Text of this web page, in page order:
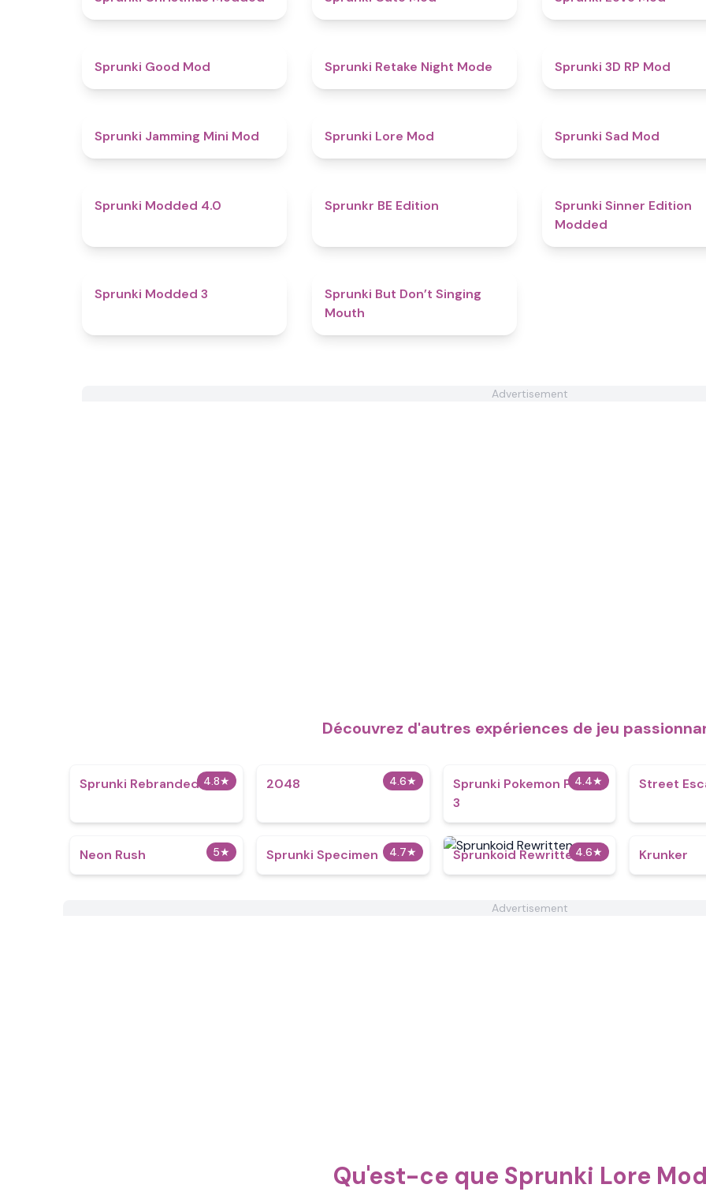
Sprunki Good Mod Sprunki Retake Night Mode Sprunki 3D RP Mod
4.9
Sprunki Jamming Mini Mod Sprunki Lore Mod Sprunki Sad Mod
Sprunki Modded 4.0 Sprunkr BE Edition
Sprunki Sinner Edition
Modded
Sprunki Modded 3
Sprunki But Don’t Singing
Mouth
Advertisement
Découvrez d'autres expériences de jeu
4.8★
Sprunki Rebranded 4.6★
2048 4.4★
Sprunki Pokemon Phase
3
Street
5★
Neon Rush 4.7★
Sprunki Specimen 4.6★
Sprunkoid Rewritten Krunker
Advertisement
Qu'est-ce que Sprunki Lore